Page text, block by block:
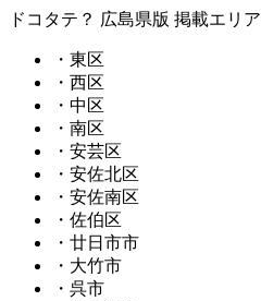
ドコタテ？ 広島県版 掲載エリア
・東区
・西区
・中区
・南区
・安芸区
・安佐北区
・安佐南区
・佐伯区
・廿日市市
・大竹市
・呉市